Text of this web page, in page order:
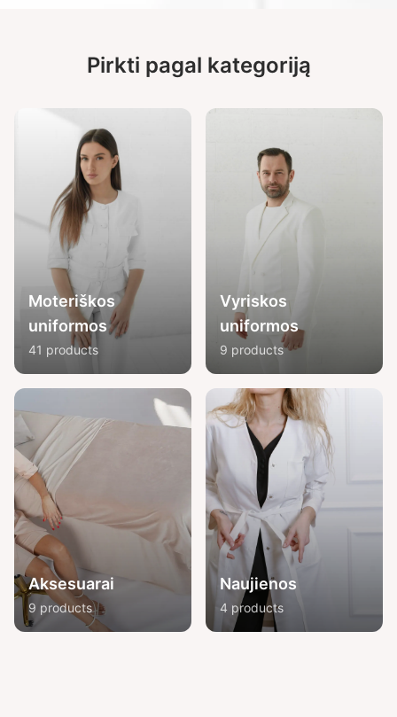
Pirkti pagal kategoriją
Moteriškos
uniformos
41 products
Vyriskos
uniformos
9 products
Aksesuarai
9 products
Naujienos
4 products